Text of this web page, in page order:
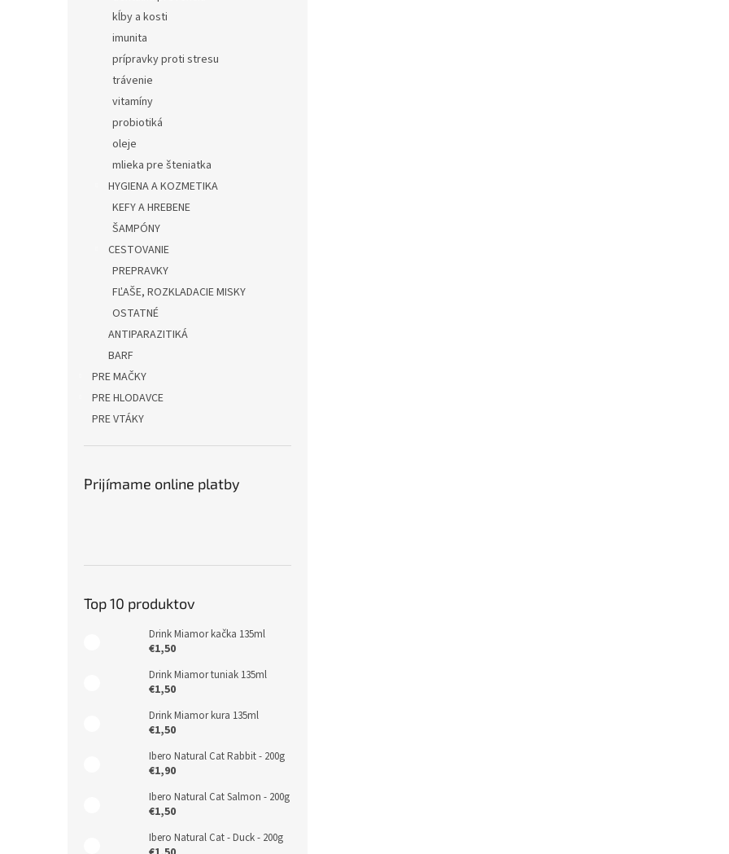
kĺby a kosti
imunita
prípravky proti stresu
trávenie
vitamíny
probiotiká
oleje
mlieka pre šteniatka
HYGIENA A KOZMETIKA
KEFY A HREBENE
ŠAMPÓNY
CESTOVANIE
PREPRAVKY
FĽAŠE, ROZKLADACIE MISKY
OSTATNÉ
ANTIPARAZITIKÁ
BARF
PRE MAČKY
PRE HLODAVCE
PRE VTÁKY
Prijímame online platby
Top 10 produktov
Drink Miamor kačka 135ml
€1,50
Drink Miamor tuniak 135ml
€1,50
Drink Miamor kura 135ml
€1,50
Ibero Natural Cat Rabbit - 200g
€1,90
Ibero Natural Cat Salmon - 200g
€1,50
Ibero Natural Cat - Duck - 200g